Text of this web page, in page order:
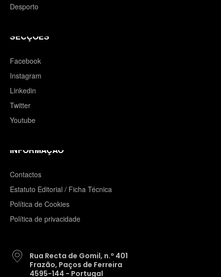
Desporto
SECÇÕES
Facebook
Instagram
Linkedin
Twitter
Youtube
INFORMAÇÃO
Contactos
Estatuto Editorial / Ficha Técnica
Política de Cookies
Política de privacidade
Rua Recta de Gomil, n.º 401
Frazão, Paços de Ferreira
4595-144 - Portugal